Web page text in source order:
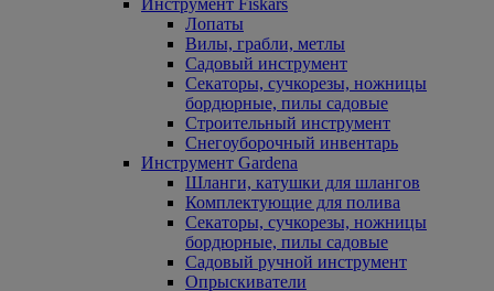
Инструмент Fiskars
Лопаты
Вилы, грабли, метлы
Садовый инструмент
Секаторы, сучкорезы, ножницы
бордюрные, пилы садовые
Строительный инструмент
Снегоуборочный инвентарь
Инструмент Gardena
Шланги, катушки для шлангов
Комплектующие для полива
Секаторы, сучкорезы, ножницы
бордюрные, пилы садовые
Садовый ручной инструмент
Опрыскиватели